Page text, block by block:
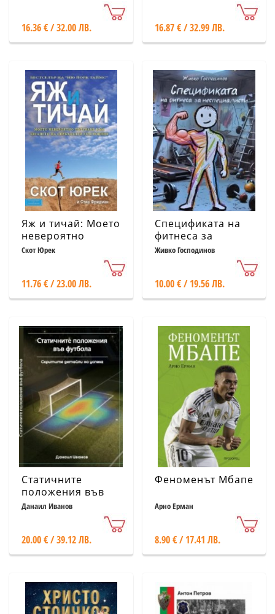
16.36 € / 32.00 ЛВ. 16.87 € / 32.99 ЛВ.
Яж и тичай: Моето
невероятно
пътуване към
разстояния
Скот Юрек
11.76 € / 23.00 ЛВ.
Спецификата на
фитнеса за
неспециалисти
Живко Господинов
10.00 € / 19.56 ЛВ.
Статичните
положения във
футбола. Скритите
детайли на успеха
Данаил Иванов
20.00 € / 39.12 ЛВ.
Феноменът Мбапе
Арно Ерман
8.90 € / 17.41 ЛВ.